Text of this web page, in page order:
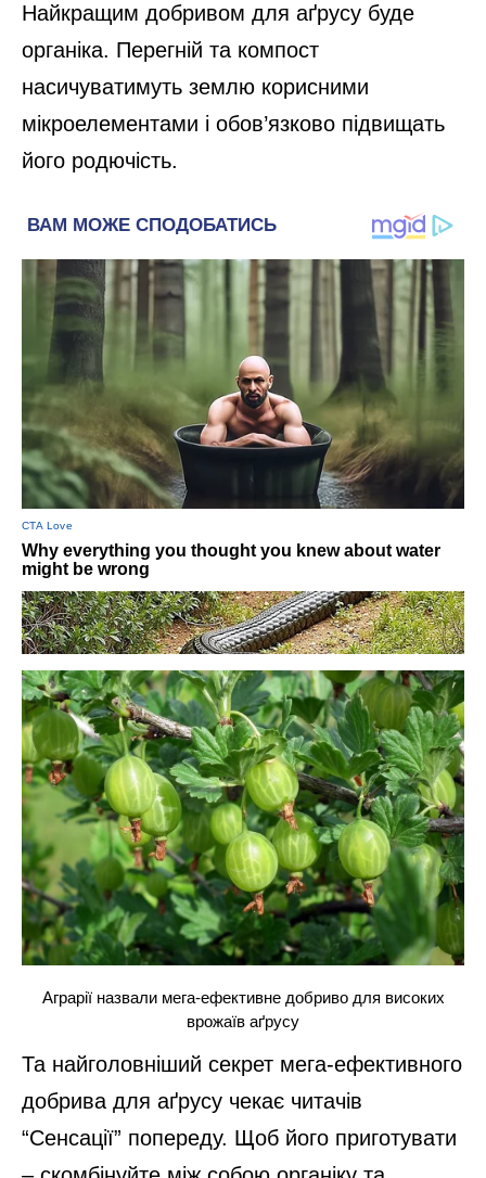
Найкращим добривом для аґрусу буде
органіка. Перегній та компост
насичуватимуть землю корисними
мікроелементами і обов’язково підвищать
його родючість.